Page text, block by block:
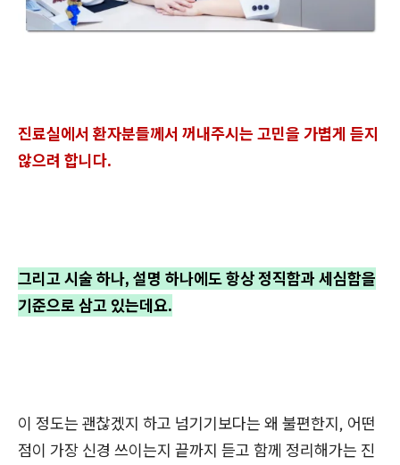
진료실에서 환자분들께서 꺼내주시는 고민을 가볍게 듣지
않으려 합니다.
그리고 시술 하나, 설명 하나에도 항상 정직함과 세심함을
기준으로 삼고 있는데요.
이 정도는 괜찮겠지 하고 넘기기보다는 왜 불편한지, 어떤
점이 가장 신경 쓰이는지 끝까지 듣고 함께 정리해가는 진